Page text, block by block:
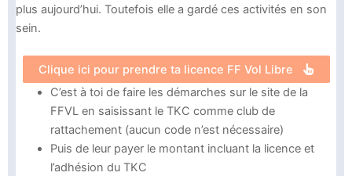
plus aujourd’hui. Toutefois elle a gardé ces activités en son
sein.
Clique ici pour prendre ta licence FF Vol Libre
C’est à toi de faire les démarches sur le site de la
FFVL en saisissant le TKC comme club de
rattachement (aucun code n’est nécessaire)
Puis de leur payer le montant incluant la licence et
l’adhésion du TKC